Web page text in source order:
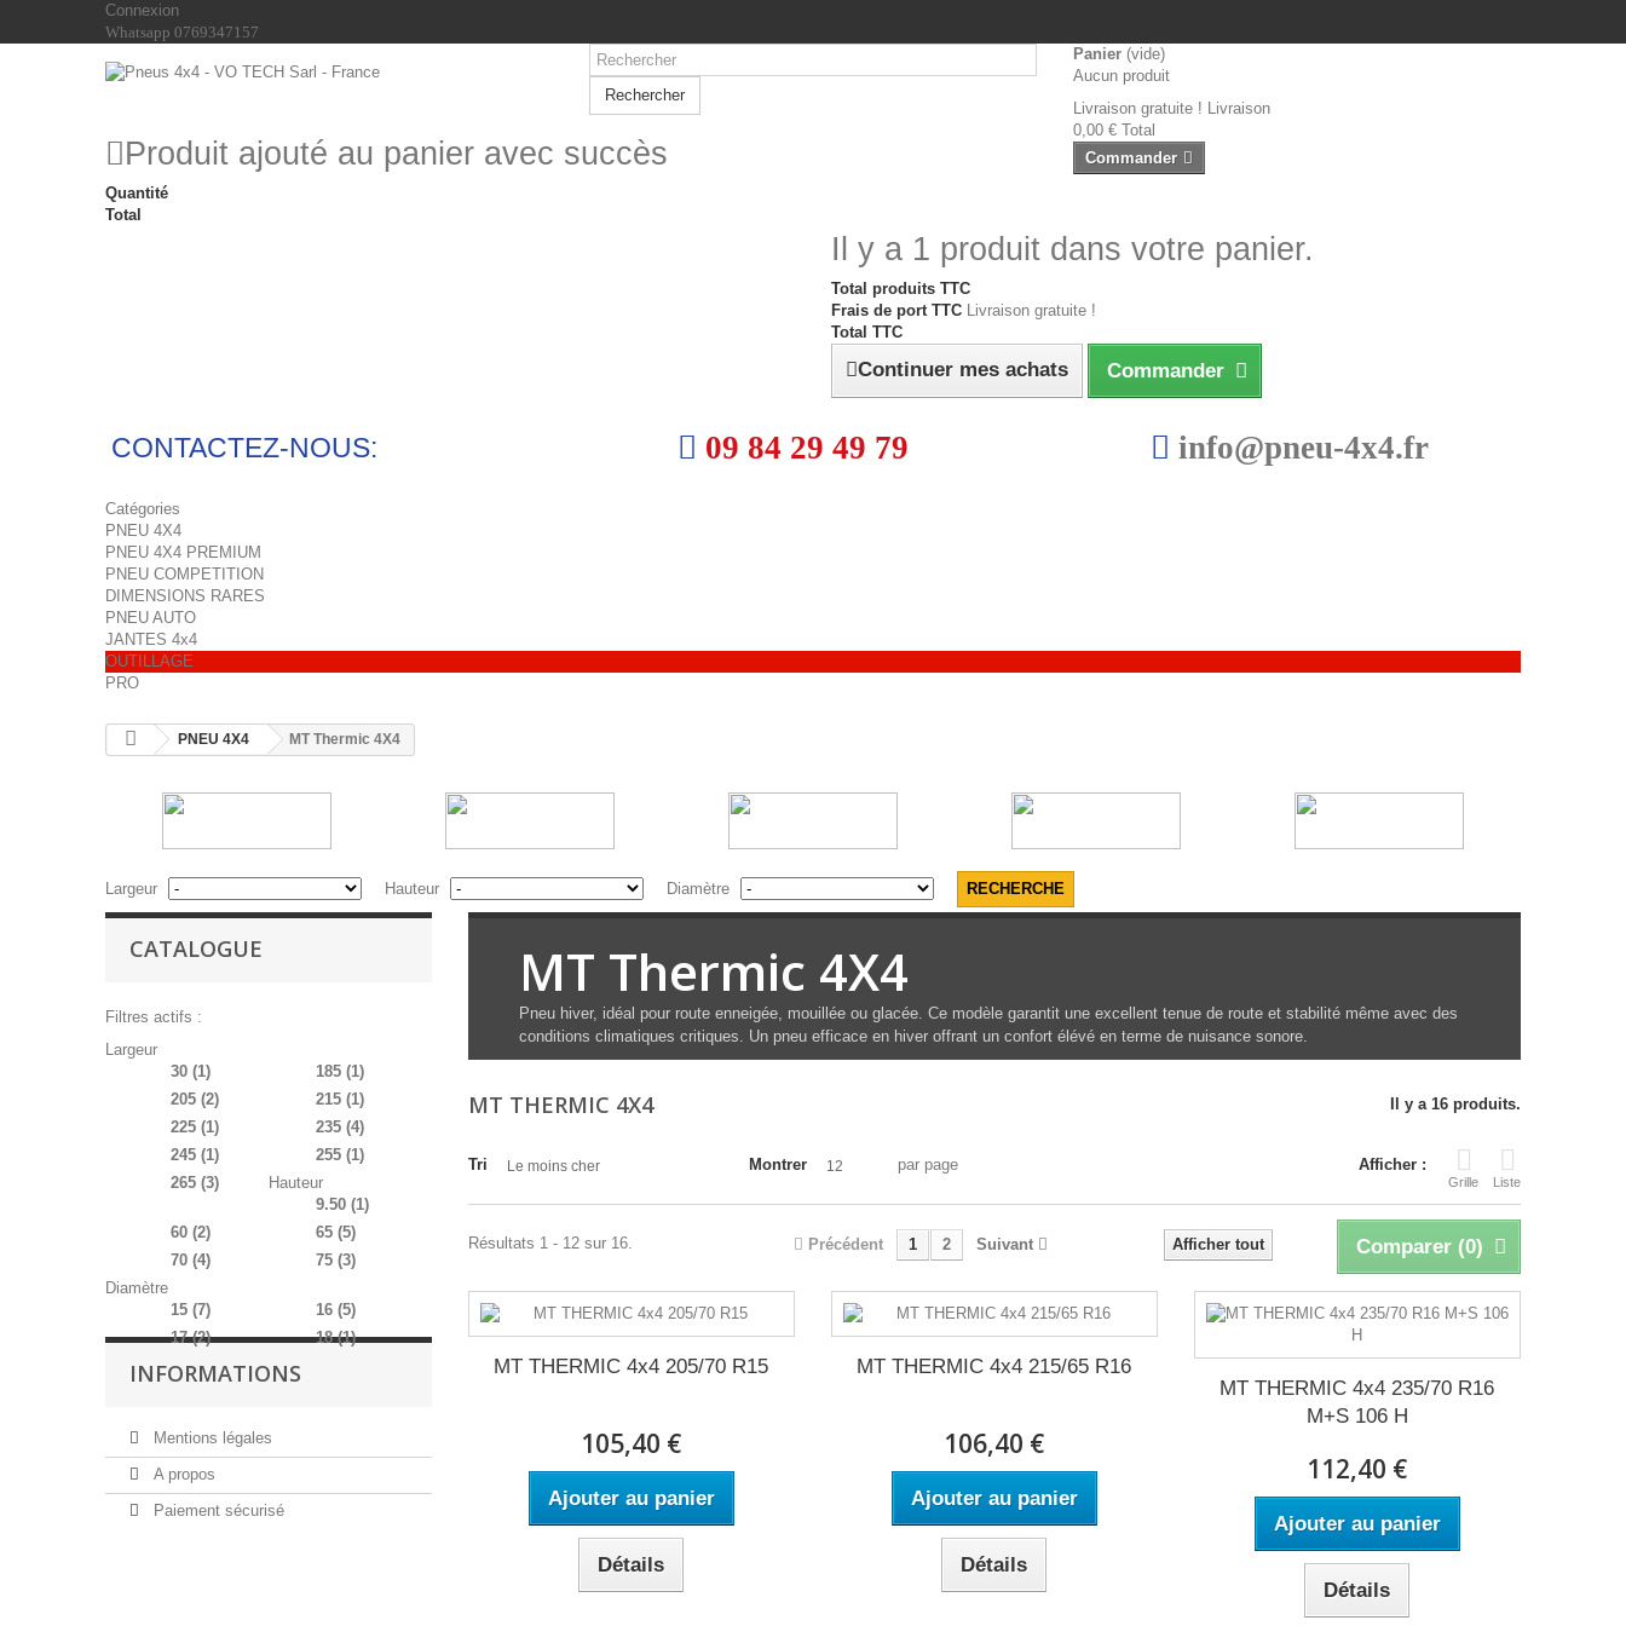
Connexion
Whatsapp 0769347157
Rechercher
Panier (vide)
Aucun produit
Livraison gratuite ! Livraison
0,00 € Total
Commander
Produit ajouté au panier avec succès
Quantité
Total
Il y a 1 produit dans votre panier.
Total produits TTC
Frais de port TTC Livraison gratuite !
Total TTC
Continuer mes achats Commander
CONTACTEZ-NOUS: 09 84 29 49 79 info@pneu-4x4.fr
Catégories
PNEU 4X4
PNEU 4X4 PREMIUM
PNEU COMPETITION
DIMENSIONS RARES
PNEU AUTO
JANTES 4x4
OUTILLAGE
PRO
PNEU 4X4 MT Thermic 4X4
Largeur Hauteur Diamètre
CATALOGUE
Filtres actifs :
Largeur
30 (1) 185 (1)
205 (2) 215 (1)
225 (1) 235 (4)
245 (1) 255 (1)
265 (3)
Hauteur
9.50 (1)
60 (2) 65 (5)
70 (4) 75 (3)
Diamètre
15 (7) 16 (5)
17(2) 18(1)
INFORMATIONS
Mentions légales
A propos
Paiement sécurisé
MT Thermic 4X4
Pneu hiver, idéal pour route enneigée, mouillée ou glacée. Ce modèle garantit une excellent tenue de route et stabilité même avec des
conditions climatiques critiques. Un pneu efficace en hiver offrant un confort élévé en terme de nuisance sonore.
MT THERMIC 4X4 Il y a 16 produits.
Afficher :
Grille Liste
Tri Le moins cher Montrer 12 par page
Comparer (0)
Afficher tout
Précédent 1 2 Suivant
Résultats 1 - 12 sur 16.
MT THERMIC 4x4 205/70 R15
105,40 €
Ajouter au panier
Détails
MT THERMIC 4x4 215/65 R16
106,40 €
Ajouter au panier
Détails
MT THERMIC 4x4 235/70 R16
M+S 106 H
112,40 €
Ajouter au panier
Détails